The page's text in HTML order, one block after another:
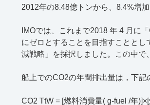
2012年の8.48億トンから、8.4%増加
IMOでは、これまで2018 年 4 月に
にゼロとすることを目指すことと
減戦略」を採択しました。この中で
船上でのCO2の年間排出量は，下記
CO2 TtW = [燃料消費量( g-fuel /年)]×[